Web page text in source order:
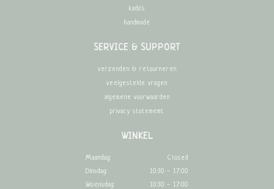
kado's
handmade
SERVICE & SUPPORT
verzenden & retourneren
veelgestelde vragen
algemene voorwaarden
privacy statememt
WINKEL
Maandag:
Closed
Dinsdag:
10:30 - 17:00
Woensdag:
10:30 - 17:00